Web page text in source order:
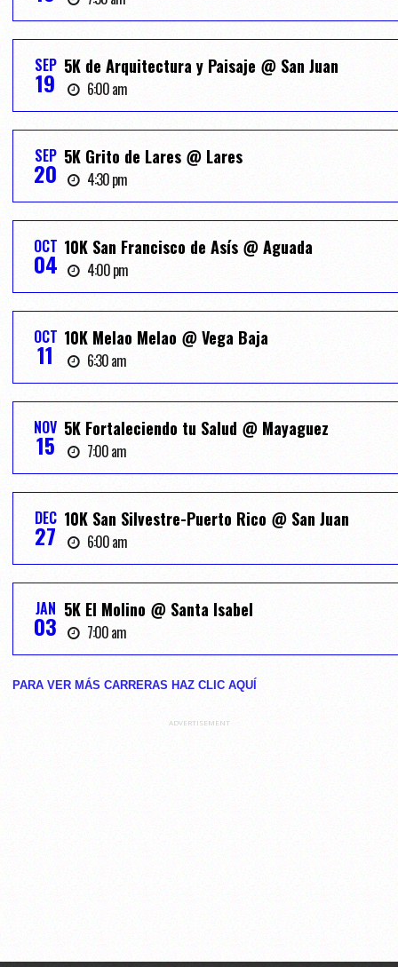
SEP
19
5K de Arquitectura y Paisaje @ San Juan
6:00 am
SEP
20
5K Grito de Lares @ Lares
4:30 pm
OCT
04
10K San Francisco de Asís @ Aguada
4:00 pm
OCT
11
10K Melao Melao @ Vega Baja
6:30 am
NOV
15
5K Fortaleciendo tu Salud @ Mayaguez
7:00 am
DEC
27
10K San Silvestre-Puerto Rico @ San Juan
6:00 am
JAN
03
5K El Molino @ Santa Isabel
7:00 am
PARA VER MÁS CARRERAS HAZ CLIC AQUĺ
ADVERTISEMENT